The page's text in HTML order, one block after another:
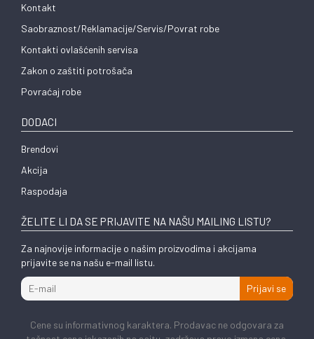
Kontakt
Saobraznost/Reklamacije/Servis/Povrat robe
Kontakti ovlašćenih servisa
Zakon o zaštiti potrošača
Povraćaj robe
DODACI
Brendovi
Akcija
Raspodaja
ŽELITE LI DA SE PRIJAVITE NA NAŠU MAILING LISTU?
Za najnovije informacije o našim proizvodima i akcijama
prijavite se na našu e-mail listu.
Prijavi se
Cene su informativnog karaktera. Prodavac ne odgovara za